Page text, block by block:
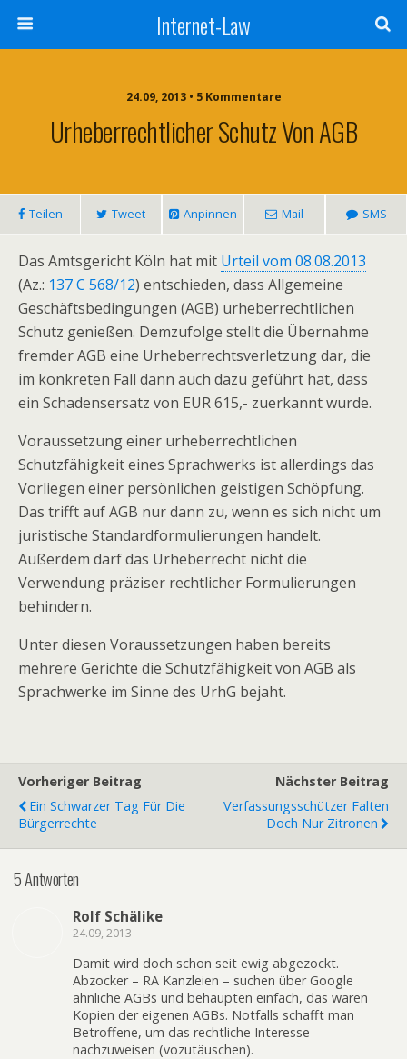
Internet-Law
24.09, 2013 • 5 Kommentare
Urheberrechtlicher Schutz Von AGB
Teilen Tweet Anpinnen Mail SMS
Das Amtsgericht Köln hat mit Urteil vom 08.08.2013
(Az.: 137 C 568/12) entschieden, dass Allgemeine
Geschäftsbedingungen (AGB) urheberrechtlichen
Schutz genießen. Demzufolge stellt die Übernahme
fremder AGB eine Urheberrechtsverletzung dar, die
im konkreten Fall dann auch dazu geführt hat, dass
ein Schadensersatz von EUR 615,- zuerkannt wurde.
Voraussetzung einer urheberrechtlichen
Schutzfähigkeit eines Sprachwerks ist allerdings das
Vorliegen einer persönlichen geistigen Schöpfung.
Das trifft auf AGB nur dann zu, wenn es sich nicht um
juristische Standardformulierungen handelt.
Außerdem darf das Urheberrecht nicht die
Verwendung präziser rechtlicher Formulierungen
behindern.
Unter diesen Voraussetzungen haben bereits
mehrere Gerichte die Schutzfähigkeit von AGB als
Sprachwerke im Sinne des UrhG bejaht.
Vorheriger Beitrag
Ein Schwarzer Tag Für Die
Bürgerrechte
Nächster Beitrag
Verfassungsschützer Falten
Doch Nur Zitronen
5 Antworten
Rolf Schälike
24.09, 2013
Damit wird doch schon seit ewig abgezockt.
Abzocker – RA Kanzleien – suchen über Google
ähnliche AGBs und behaupten einfach, das wären
Kopien der eigenen AGBs. Notfalls schafft man
Betroffene, um das rechtliche Interesse
nachzuweisen (vozutäuschen).